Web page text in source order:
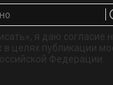
я даю согласие
целях публикации
Федерации.